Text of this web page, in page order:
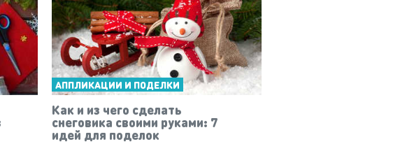
АППЛИКАЦИИ И ПОДЕЛКИ
Как и из чего сделать
снеговика своими руками: 7
идей для поделок